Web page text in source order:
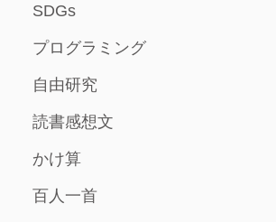
SDGs
プログラミング
自由研究
読書感想文
かけ算
百人一首